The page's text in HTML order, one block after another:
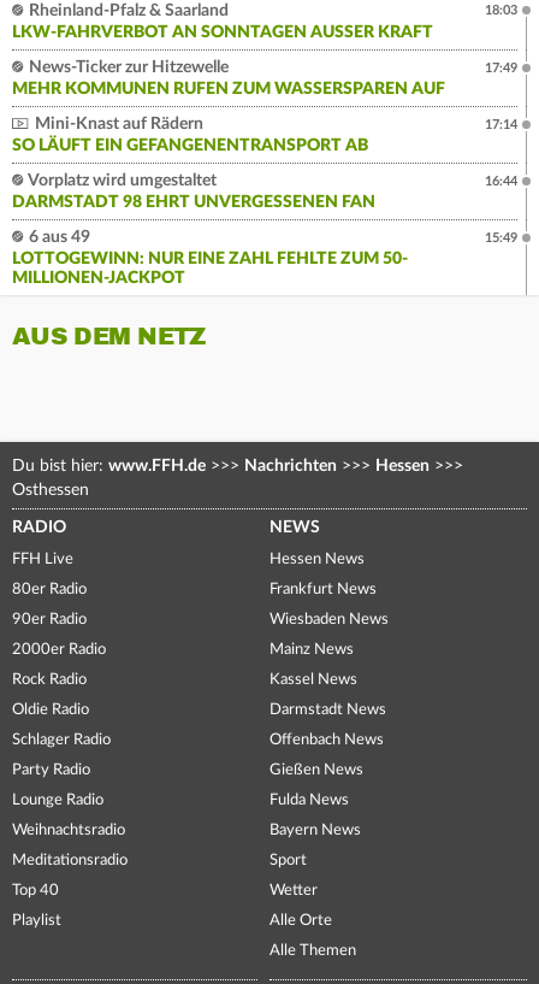
Rheinland-Pfalz & Saarland
LKW-FAHRVERBOT AN SONNTAGEN AUSSER KRAFT
18:03
News-Ticker zur Hitzewelle
MEHR KOMMUNEN RUFEN ZUM WASSERSPAREN AUF
17:49
Mini-Knast auf Rädern
SO LÄUFT EIN GEFANGENENTRANSPORT AB
17:14
Vorplatz wird umgestaltet
DARMSTADT 98 EHRT UNVERGESSENEN FAN
16:44
6 aus 49
LOTTOGEWINN: NUR EINE ZAHL FEHLTE ZUM 50-
MILLIONEN-JACKPOT
15:49
AUS DEM NETZ
Du bist hier: www.FFH.de >>> Nachrichten >>> Hessen >>>
Osthessen
RADIO
FFH Live
80er Radio
90er Radio
2000er Radio
Rock Radio
Oldie Radio
Schlager Radio
Party Radio
Lounge Radio
Weihnachtsradio
Meditationsradio
Top 40
Playlist
NEWS
Hessen News
Frankfurt News
Wiesbaden News
Mainz News
Kassel News
Darmstadt News
Offenbach News
Gießen News
Fulda News
Bayern News
Sport
Wetter
Alle Orte
Alle Themen